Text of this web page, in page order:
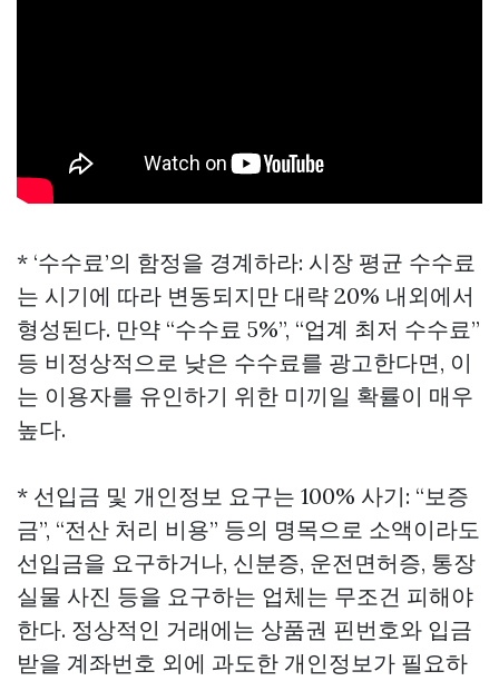
* ‘수수료’의 함정을 경계하라: 시장 평균 수수료
는 시기에 따라 변동되지만 대략 20% 내외에서
형성된다. 만약 “수수료 5%”, “업계 최저 수수료”
등 비정상적으로 낮은 수수료를 광고한다면, 이
는 이용자를 유인하기 위한 미끼일 확률이 매우
높다.
* 선입금 및 개인정보 요구는 100% 사기: “보증
금”, “전산 처리 비용” 등의 명목으로 소액이라도
선입금을 요구하거나, 신분증, 운전면허증, 통장
실물 사진 등을 요구하는 업체는 무조건 피해야
한다. 정상적인 거래에는 상품권 핀번호와 입금
받을 계좌번호 외에 과도한 개인정보가 필요하